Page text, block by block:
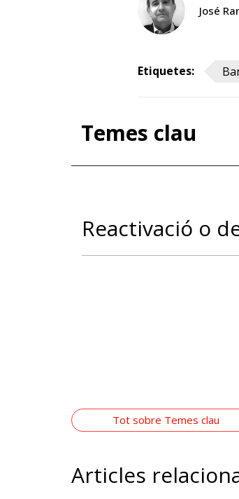
José
Etiquetes:
Temes clau
Reactivació o
Tot sobre Temes clau
Articles